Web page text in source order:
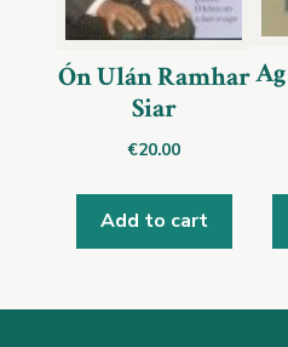
Ón Ulán Ramhar
Siar
€20.00
Add to cart